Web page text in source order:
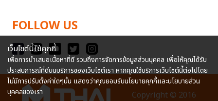
FOLLOW US
Copyright © 2016
เว็บไซต์นี้ใช้คุกกี้
เพื่อการนำเสนอเนื้อหาที่ดี รวมถึงการจัดการข้อมูลส่วนบุคคล เพื่อให้คุณได้รับ
ประสบการณ์ที่ดีบนบริการของเว็บไซต์เรา หากคุณใช้บริการเว็บไซต์นี้ต่อไปโดย
ไม่มีการปรับตั้งค่าใดๆนั้น แสดงว่าคุณยอมรับนโยบายคุกกี้และนโยบายส่วน
บุคคลของเรา